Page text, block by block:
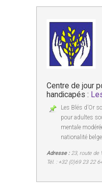
Centre de jour
handicapés :
Les Blés d’Or
pour adultes
mentale
nationalité
Adresse :23, route de
Tél. : +32 (0)69 23 22